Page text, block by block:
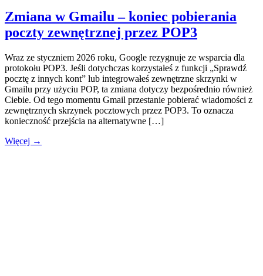
Zmiana w Gmailu – koniec pobierania
poczty zewnętrznej przez POP3
Wraz ze styczniem 2026 roku, Google rezygnuje ze wsparcia dla
protokołu POP3. Jeśli dotychczas korzystałeś z funkcji „Sprawdź
pocztę z innych kont” lub integrowałeś zewnętrzne skrzynki w
Gmailu przy użyciu POP, ta zmiana dotyczy bezpośrednio również
Ciebie. Od tego momentu Gmail przestanie pobierać wiadomości z
zewnętrznych skrzynek pocztowych przez POP3. To oznacza
konieczność przejścia na alternatywne […]
Więcej →